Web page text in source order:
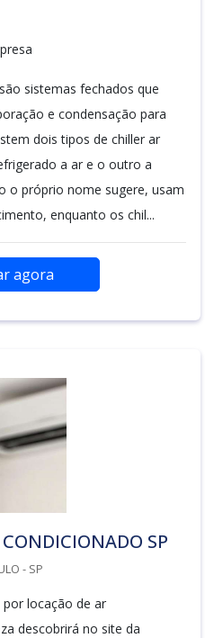
sistemas fechados que
e condensação para
dois tipos de chiller ar
a ar e o outro a
o próprio nome sugere, usam
enquanto os chil...
agora
SP
- SP
locação de ar
descobrirá no site da